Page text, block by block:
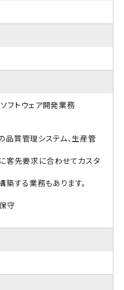
フトウェア開発業務
質管理システム、生産管
客先要求に合わせてカスタ
築する業務もあります。
守